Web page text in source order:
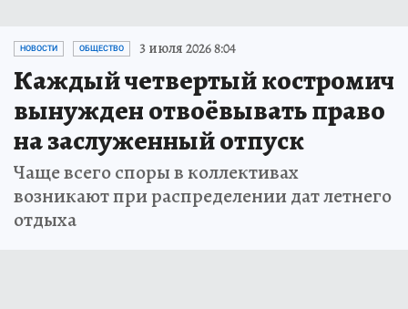
НОВОСТИ ОБЩЕСТВО 3 июля 2026 8:04
Каждый четвертый костромич
вынужден отвоёвывать право
на заслуженный отпуск
Чаще всего споры в коллективах
возникают при распределении дат летнего
отдыха